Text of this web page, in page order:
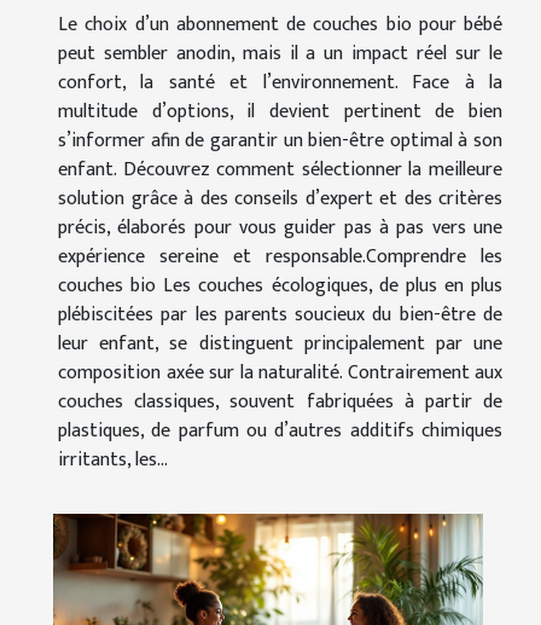
Le choix d’un abonnement de couches bio pour bébé
peut sembler anodin, mais il a un impact réel sur le
confort, la santé et l’environnement. Face à la
multitude d’options, il devient pertinent de bien
s’informer afin de garantir un bien-être optimal à son
enfant. Découvrez comment sélectionner la meilleure
solution grâce à des conseils d’expert et des critères
précis, élaborés pour vous guider pas à pas vers une
expérience sereine et responsable.Comprendre les
couches bio Les couches écologiques, de plus en plus
plébiscitées par les parents soucieux du bien-être de
leur enfant, se distinguent principalement par une
composition axée sur la naturalité. Contrairement aux
couches classiques, souvent fabriquées à partir de
plastiques, de parfum ou d’autres additifs chimiques
irritants, les...